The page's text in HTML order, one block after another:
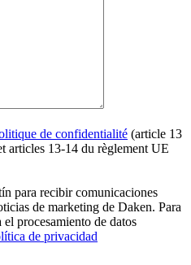
de confidentialité (article 13
articles 13-14 du règlement UE
para recibir comunicaciones
de marketing de Daken. Para
procesamiento de datos
de privacidad